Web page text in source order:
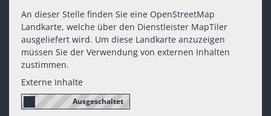
An dieser Stelle finden Sie eine OpenStreetMap
Landkarte, welche über den Dienstleister MapTiler
ausgeliefert wird. Um diese Landkarte anzuzeigen
müssen Sie der Verwendung von externen Inhalten
zustimmen.
Externe Inhalte